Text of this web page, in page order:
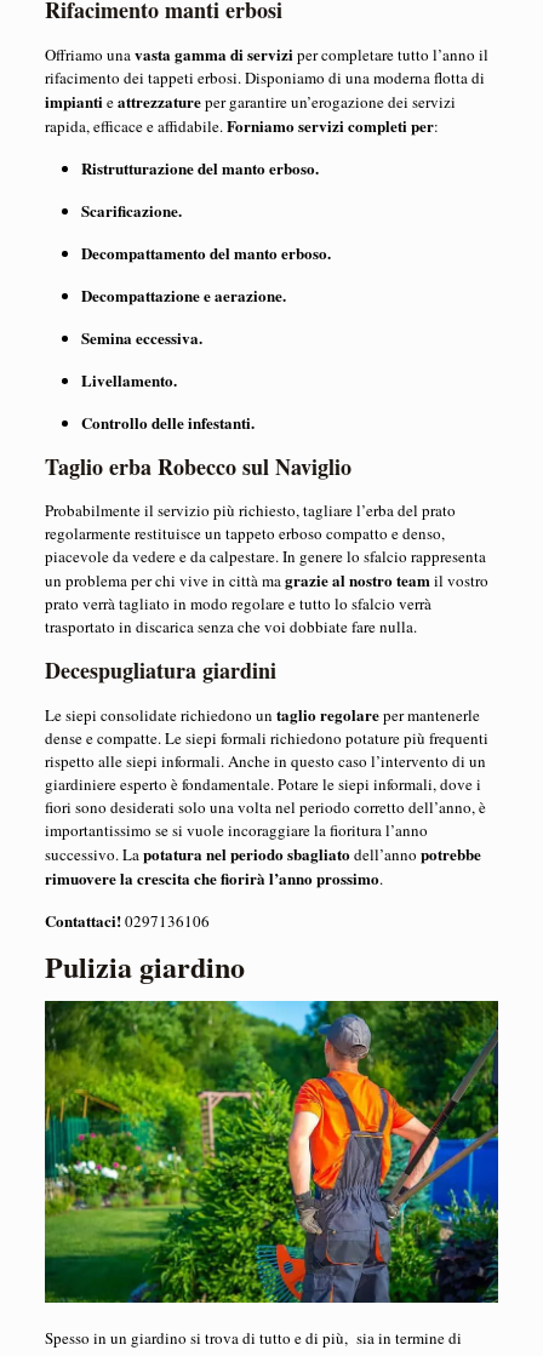
Rifacimento manti erbosi
Offriamo unavasta gamma di serviziper completare tutto l’anno il
rifacimento dei tappeti erbosi. Disponiamo di una moderna flotta di
impiantieattrezzatureper garantire un’erogazione dei servizi
rapida, efficace e affidabile.Forniamo servizi completi per:
Ristrutturazione del manto erboso.
Scarificazione.
Decompattamento del manto erboso.
Decompattazione e aerazione.
Semina eccessiva.
Livellamento.
Controllo delle infestanti.
Taglio erba Robecco sul Naviglio
Probabilmente il servizio più richiesto, tagliare l’erba del prato
regolarmente restituisce un tappeto erboso compatto e denso,
piacevole da vedere e da calpestare. In genere lo sfalcio rappresenta
un problema per chi vive in città magrazie al nostro teamil vostro
prato verrà tagliato in modo regolare e tutto lo sfalcio verrà
trasportato in discarica senza che voi dobbiate fare nulla.
Decespugliatura giardini
Le siepi consolidate richiedono un taglio regolareper mantenerle
dense e compatte. Le siepi formali richiedono potature più frequenti
rispetto alle siepi informali. Anche in questo caso l’intervento di un
giardiniere esperto è fondamentale. Potare le siepi informali, dove i
fiori sono desiderati solo una volta nel periodo corretto dell’anno, è
importantissimo se si vuole incoraggiare la fioritura l’anno
successivo. Lapotatura nel periodo sbagliatodell’anno potrebbe
rimuovere la crescita che fiorirà l’anno prossimo.
Contattaci!0297136106
Pulizia giardino
Spesso in un giardino si trova di tutto e di più, sia in termine di